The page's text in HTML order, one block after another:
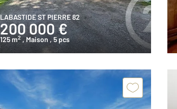
LABASTIDE ST PIERRE 82
200 000 €
125 m2 , Maison , 5 pcs